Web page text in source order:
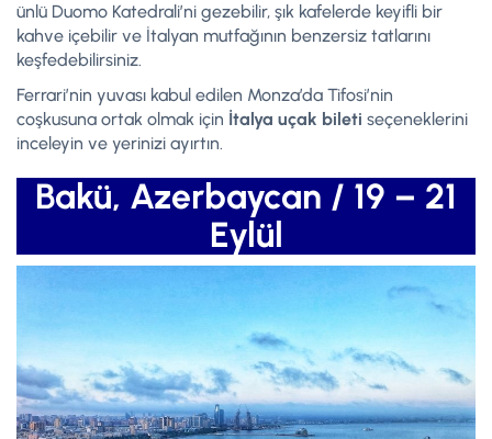
ünlü Duomo Katedrali’ni gezebilir, şık kafelerde keyifli bir
kahve içebilir ve İtalyan mutfağının benzersiz tatlarını
keşfedebilirsiniz.
Ferrari’nin yuvası kabul edilen Monza’da Tifosi’nin
coşkusuna ortak olmak için İtalya uçak bileti seçeneklerini
inceleyin ve yerinizi ayırtın.
Bakü, Azerbaycan / 19 – 21
Eylül